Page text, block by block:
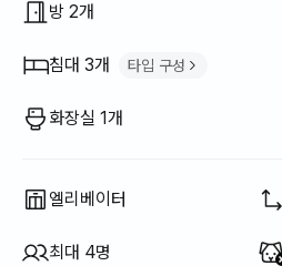
방 2개
침대 3개 타입 구성
퀸 침대 1
화장실 1개
엘리베이터
최대 4명